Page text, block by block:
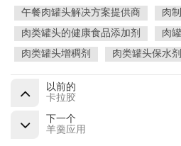
午餐肉罐头解决方案提供商 肉
肉类罐头的健康食品添加剂 肉
肉类罐头增稠剂 肉类罐头保水
以前的
卡拉胶
下一个
羊羹应用